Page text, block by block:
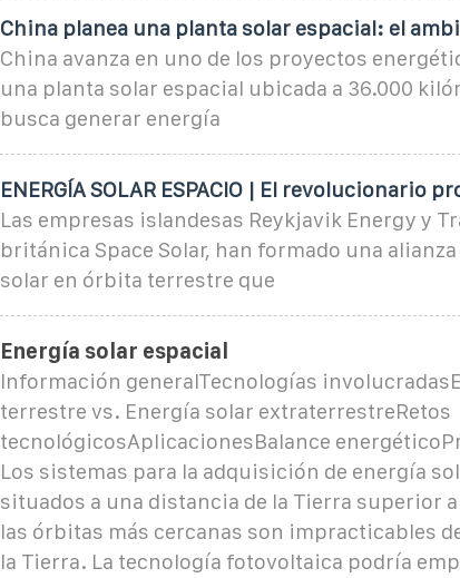
China planea una planta solar espacial: el
China avanza en uno de los proyectos
una planta solar espacial ubicada a 36.000
busca generar energía
ENERGÍA SOLAR ESPACIO | El revolucionario
Las empresas islandesas Reykjavik Energy y
británica Space Solar, han formado una
solar en órbita terrestre que
Energía solar espacial
Información generalTecnologías
terrestre vs. Energía solar extraterrestreRetos
tecnológicosAplicacionesBalance
Los sistemas para la adquisición de energía
situados a una distancia de la Tierra superior
las órbitas más cercanas son impracticables
la Tierra. La tecnología fotovoltaica podría